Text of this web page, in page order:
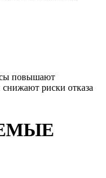
повышают
риски отказа